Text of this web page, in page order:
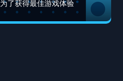
为了获得最佳游戏体验